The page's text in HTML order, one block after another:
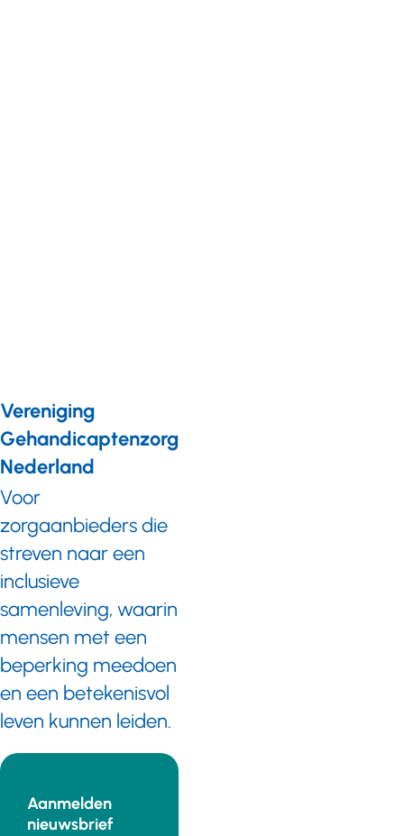
Vereniging
Gehandicaptenzorg
Nederland
Voor
zorgaanbieders die
streven naar een
inclusieve
samenleving, waarin
mensen met een
beperking meedoen
en een betekenisvol
leven kunnen leiden.
Aanmelden
nieuwsbrief